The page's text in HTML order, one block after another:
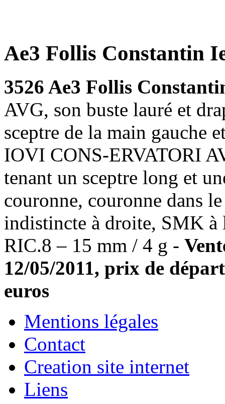
Ae3 Follis Constantin
3526 Ae3 Follis
AVG, son buste lauré et
sceptre de la main gauche
IOVI CONS-ERVATORI
tenant un sceptre long et
couronne, couronne dans
indistincte à droite, SMK à
RIC.8 – 15 mm / 4 g -
12/05/2011, prix de
euros
Mentions légales
Contact
Creation site internet
Liens